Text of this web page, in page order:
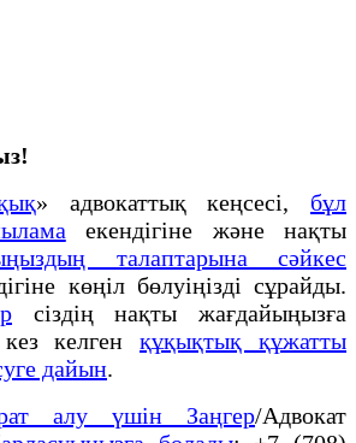
» адвокаттық кеңсесі, бұл
екендігіне және нақты
талаптарына сәйкес
көңіл бөлуіңізді сұрайды.
сіздің нақты жағдайыңызға
кез келгенқұқықтық құжатты
дайын.
алу үшін Заңгер/Адвокат